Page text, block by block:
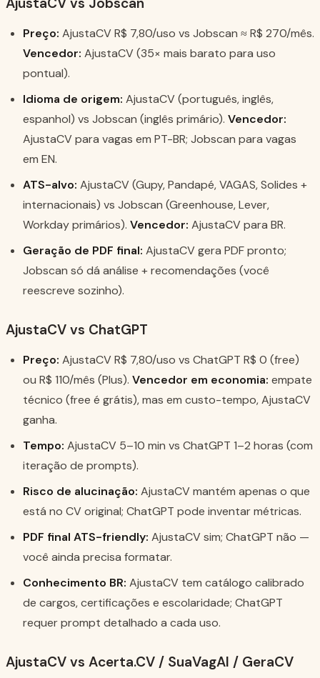
Preço: AjustaCV R$ 7,80/uso vs Jobscan ≈ R$ 270/mês.
Vencedor: AjustaCV (35× mais barato para uso
pontual).
Idioma de origem: AjustaCV (português, inglês,
espanhol) vs Jobscan (inglês primário). Vencedor:
AjustaCV para vagas em PT-BR; Jobscan para vagas
em EN.
ATS-alvo: AjustaCV (Gupy, Pandapé, VAGAS, Solides +
internacionais) vs Jobscan (Greenhouse, Lever,
Workday primários). Vencedor: AjustaCV para BR.
Geração de PDF final: AjustaCV gera PDF pronto;
Jobscan só dá análise + recomendações (você
reescreve sozinho).
AjustaCV vs ChatGPT
Preço: AjustaCV R$ 7,80/uso vs ChatGPT R$ 0 (free)
ou R$ 110/mês (Plus). Vencedor em economia: empate
técnico (free é grátis), mas em custo-tempo, AjustaCV
ganha.
Tempo: AjustaCV 5–10 min vs ChatGPT 1–2 horas (com
iteração de prompts).
Risco de alucinação: AjustaCV mantém apenas o que
está no CV original; ChatGPT pode inventar métricas.
PDF final ATS-friendly: AjustaCV sim; ChatGPT não —
você ainda precisa formatar.
Conhecimento BR: AjustaCV tem catálogo calibrado
de cargos, certificações e escolaridade; ChatGPT
requer prompt detalhado a cada uso.
AjustaCV vs Acerta.CV / SuaVagAI / GeraCV